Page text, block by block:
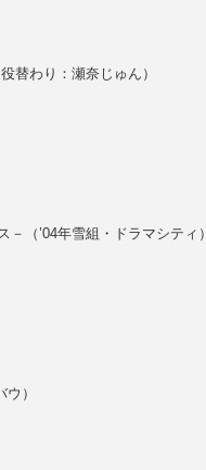
替わり：瀬奈じゅん）
（’04年雪組・ドラマシティ）
）